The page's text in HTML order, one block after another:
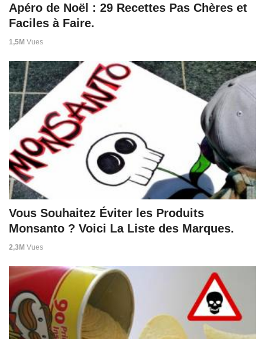
Apéro de Noël : 29 Recettes Pas Chères et
Faciles à Faire.
1,5M Vues
Vous Souhaitez Éviter les Produits
Monsanto ? Voici La Liste des Marques.
2,3M Vues